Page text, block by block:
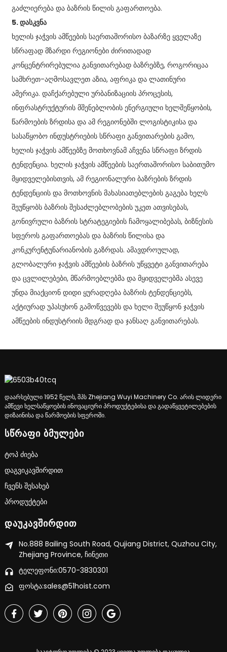
გაძლიერება და ბაზრის წილის გაფართოება.
5. დასკვნა
ხელის ჯაჭვის ამწეების საერთაშორისო ბაზარზე ყველაზე
სწრაფად მზარდი რეგიონები ძირითადად
კონცენტრირებულია განვითარებად ბაზრებზე, როგორიცაა
სამხრეთ-აღმოსავლეთ აზია, აფრიკა და ლათინური
ამერიკა. დაჩქარებული ურბანიზაციის პროცესის,
ინფრასტრუქტურის მშენებლობის ენერგიული ხელშეწყობის,
წარმოების ზრდისა და ამ რეგიონებში ლოგისტიკისა და
სასაწყობო ინდუსტრიების სწრაფი განვითარების გამო,
ხელის ჯაჭვის ამწეებზე მოთხოვნამ აჩვენა სწრაფი ზრდის
ტენდენცია. ხელის ჯაჭვის ამწეების საერთაშორისო საბითუმო
მყიდველებისთვის, ამ რეგიონალური ბაზრების ზრდის
ტენდენციის და მოთხოვნის მახასიათებლების გაგება ხელს
შეუწყობს ბაზრის შესაძლებლობების უკეთ ათვისებას,
გონივრული ბაზრის სტრატეგიების ჩამოყალიბებას, ბიზნესის
სფეროს გაფართოებას და ბაზრის წილისა და
კონკურენტუნარიანობის გაზრდას. ამავდროულად,
გლობალური ჯაჭვის ამწეების ბაზრის უწყვეტი განვითარება
და ცვლილებები, მწარმოებლებმა და მყიდველებმა ასევე
უნდა მიაქციონ დიდი ყურადღება ბაზრის ტენდენციებს,
აქტიურად უპასუხონ გამოწვევებს და ხელი შეუწყონ ჯაჭვის
ამწეების ინდუსტრიის მდგრად და ჯანსაღ განვითარებას.
დაარსებული 1952 წელს, შპს Zhejiang Wuyi Machinery Co. არის ლიდერი
ამწევი ხელსაწყოების ინოვაციური პროდუქტებისა და გადაწყვეტილებების
დიზაინისა და წარმოების სფეროში.
ᲡᲬᲠᲐᲤᲘ ᲑᲛᲣᲚᲔᲑᲘ
Ტოპ Ძიება
Დაგვიკავშირდით
Ჩვენს Შესახებ
Პროდუქტები
ᲓᲐᲣᲙᲐᲕᲨᲘᲠᲓᲘᲗ
No.888 Bailing South Road, Qujiang District, Quzhou City,
Zhejiang Province, ჩინეთი
ტელეფონი:0570-3830301
ფოსტა:sales@51hoist.com